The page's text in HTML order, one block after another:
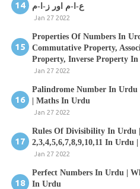
ع-ا-م اور ز-ا-م
Jan 27 2022
Properties Of Numbers In
Commutative Property,
Property, Inverse Property
Jan 27 2022
Palindrome Number In
| Maths In Urdu
Jan 27 2022
Rules Of Divisibility In Urdu
Jan 27 2022
Perfect Numbers In Urdu |
In Urdu